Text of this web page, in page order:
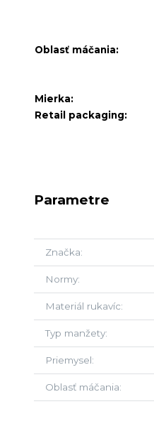
Oblasť máčania:
Mierka:
Retail packaging:
Parametre
Značka
Normy
Materiál rukavíc
Typ manžety
Priemysel
Oblasť máčania